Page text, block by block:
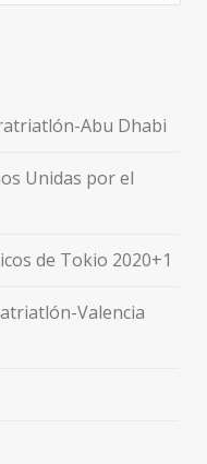
Abu Dhabi
Unidas por el
de Tokio 2020+1
Valencia